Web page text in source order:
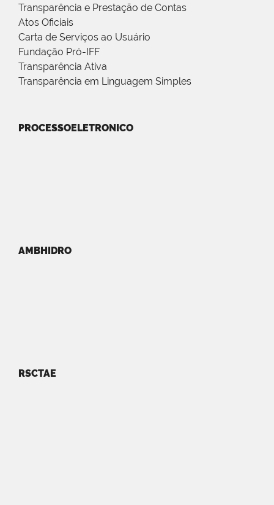
Transparência e Prestação de Contas
Atos Oficiais
Carta de Serviços ao Usuário
Fundação Pró-IFF
Transparência Ativa
Transparência em Linguagem Simples
PROCESSOELETRONICO
AMBHIDRO
RSCTAE